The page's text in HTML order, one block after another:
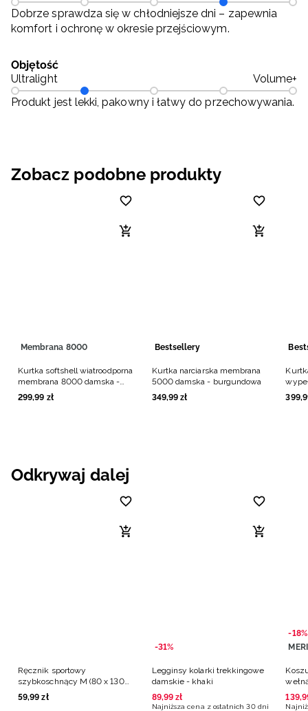
Dobrze sprawdza się w chłodniejsze dni – zapewnia
komfort i ochronę w okresie przejściowym.
Objętość
Ultralight
Volume+
Produkt jest lekki, pakowny i łatwy do przechowywania.
Zobacz podobne produkty
Membrana 8000
Kurtka softshell wiatroodporna
membrana 8000 damska -
czerwona
299,99 zł
Bestsellery
Kurtka narciarska membrana
5000 damska - burgundowa
349,99 zł 399,
Odkrywaj dalej
Ręcznik sportowy
szybkoschnący M (80 x 130
cm) - czarny
59,99 zł
-31%
Legginsy kolarki trekkingowe
damskie - khaki
89,99 zł
Najniższa cena z ostatnich 30 dni
-18%
139,